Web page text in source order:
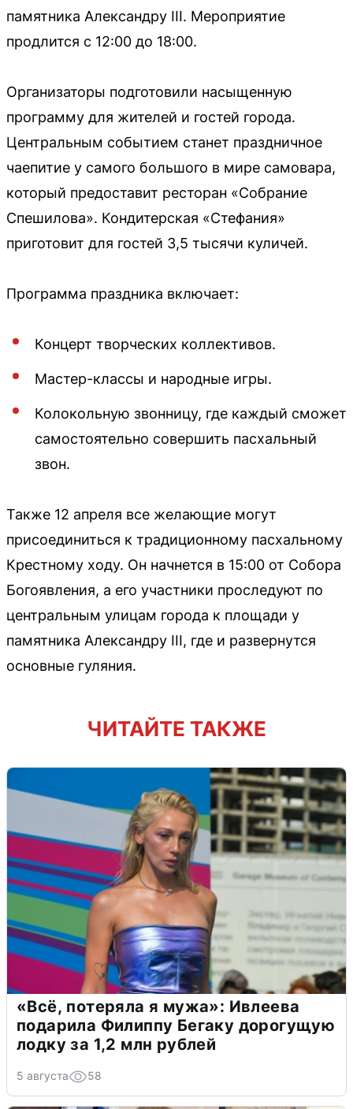
памятника Александру III. Мероприятие
продлится с 12:00 до 18:00.
Организаторы подготовили насыщенную
программу для жителей и гостей города.
Центральным событием станет праздничное
чаепитие у самого большого в мире самовара,
который предоставит ресторан «Собрание
Спешилова». Кондитерская «Стефания»
приготовит для гостей 3,5 тысячи куличей.
Программа праздника включает:
Концерт творческих коллективов.
Мастер-классы и народные игры.
Колокольную звонницу, где каждый сможет
самостоятельно совершить пасхальный
звон.
Также 12 апреля все желающие могут
присоединиться к традиционному пасхальному
Крестному ходу. Он начнется в 15:00 от Собора
Богоявления, а его участники проследуют по
центральным улицам города к площади у
памятника Александру III, где и развернутся
основные гуляния.
ЧИТАЙТЕ ТАКЖЕ
«Всё, потеряла я мужа»: Ивлеева
подарила Филиппу Бегаку дорогущую
лодку за 1,2 млн рублей
5 августа 58